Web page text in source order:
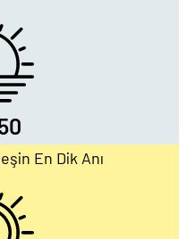
En Dik Anı